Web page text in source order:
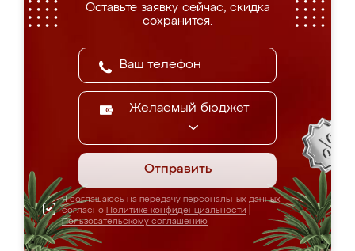
Оставьте заявку сейчас, скидка
сохранится.
Желаемый бюджет
Отправить
Я соглашаюсь на передачу персональных данных
согласно Политике конфиденциальности
Пользовательскому соглашению